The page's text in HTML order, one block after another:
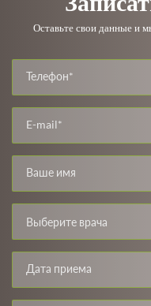
Оставьте свои данные и
Выберите врача